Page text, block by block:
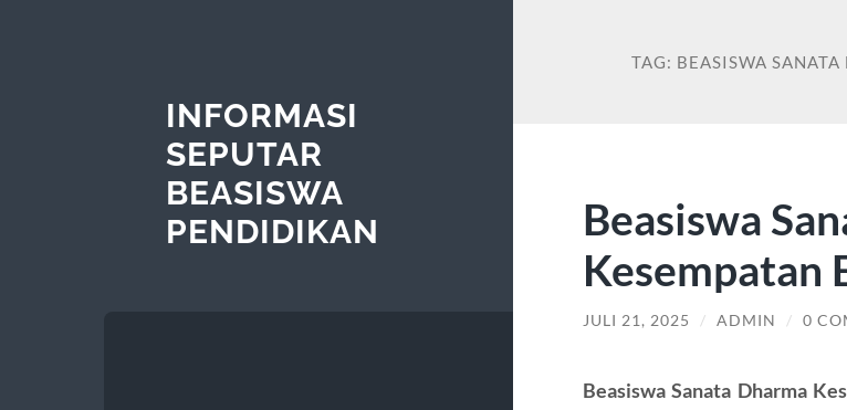
INFORMASI
SEPUTAR
BEASISWA
PENDIDIKAN
TAG: BEASISWA
Beasiswa
Kesempatan
JULI 21, 2025 / ADMIN / 0
Beasiswa Sanata Dharma